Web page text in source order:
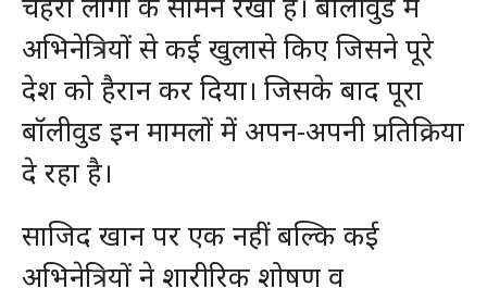
अभिनेत्रियों से कई खुलासे किए जिसने पूरे
देश को हैरान कर दिया। जिसके बाद पूरा
बॉलीवुड इन मामलों में अपन-अपनी प्रतिक्रिया
दे रहा है।
साजिद खान पर एक नहीं बल्कि कई
अभिनेत्रियों ने शारीरिक शोषण व